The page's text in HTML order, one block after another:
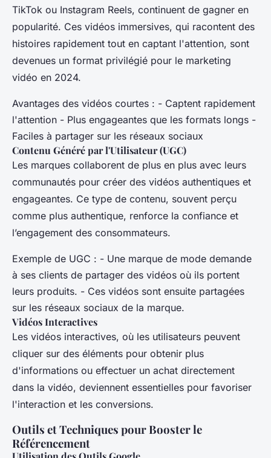
TikTok ou Instagram Reels, continuent de gagner en
popularité. Ces vidéos immersives, qui racontent des
histoires rapidement tout en captant l'attention, sont
devenues un format privilégié pour le marketing
vidéo en 2024.
Avantages des vidéos courtes : - Captent rapidement
l'attention - Plus engageantes que les formats longs -
Faciles à partager sur les réseaux sociaux
Contenu Généré par l'Utilisateur (UGC)
Les marques collaborent de plus en plus avec leurs
communautés pour créer des vidéos authentiques et
engageantes. Ce type de contenu, souvent perçu
comme plus authentique, renforce la confiance et
l’engagement des consommateurs.
Exemple de UGC : - Une marque de mode demande
à ses clients de partager des vidéos où ils portent
leurs produits. - Ces vidéos sont ensuite partagées
sur les réseaux sociaux de la marque.
Vidéos Interactives
Les vidéos interactives, où les utilisateurs peuvent
cliquer sur des éléments pour obtenir plus
d'informations ou effectuer un achat directement
dans la vidéo, deviennent essentielles pour favoriser
l'interaction et les conversions.
Outils et Techniques pour Booster le
Référencement